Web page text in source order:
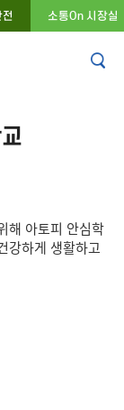
소통On 시장실
해 아토피 안심학
강하게 생활하고